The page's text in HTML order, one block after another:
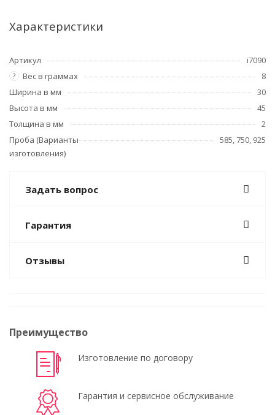
Характеристики
Артикул i7090
? Вес в граммах
8
Ширина в мм
30
Высота в мм
45
Толщина в мм
2
Проба (Варианты
изготовления)
585, 750, 925
Задать вопрос
Гарантия
Отзывы
Преимущество
Изготовление по договору
Гарантия и сервисное обслуживание